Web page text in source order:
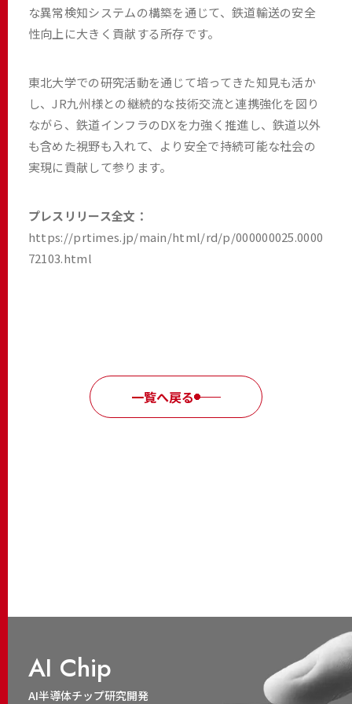
な異常検知システムの構築を通じて、鉄道輸送の安全
性向上に大きく貢献する所存です。
東北大学での研究活動を通じて培ってきた知見も活か
し、JR九州様との継続的な技術交流と連携強化を図り
ながら、鉄道インフラのDXを力強く推進し、鉄道以外
も含めた視野も入れて、より安全で持続可能な社会の
実現に貢献して参ります。
プレスリリース全文：
https://prtimes.jp/main/html/rd/p/000000025.0000
72103.html
一覧へ戻る
AI Chip
AI半導体チップ研究開発